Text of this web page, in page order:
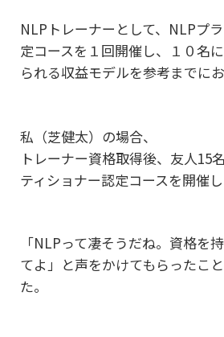
NLPトレーナーとして、NLPプ
定コースを１回開催し、１０名
られる収益モデルを参考までにお
私（芝健太）の場合、
トレーナー資格取得後、友人15
ティショナー認定コースを開催し
「NLPって凄そうだね。資格を
てよ」 と声をかけてもらったこ
た。